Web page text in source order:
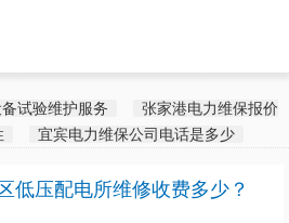
试验维护服务
张家港电力维保报价
宜宾电力维保公司电话是多少
低压配电所维修收费多少？